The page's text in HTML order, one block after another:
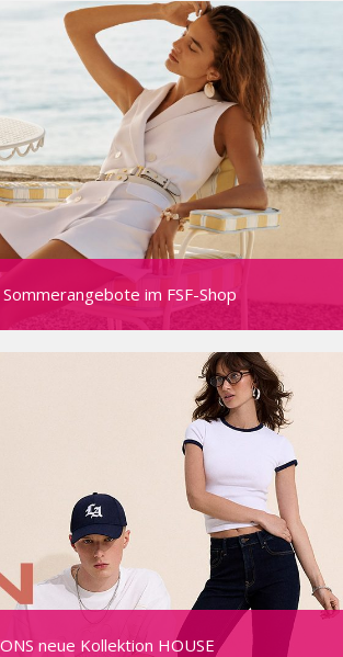
im FSF-Shop
neue Kollektion HOUSE